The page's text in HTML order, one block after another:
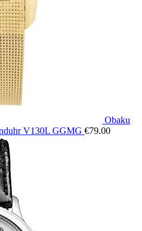
Obaku
V130L GGMG €79.00